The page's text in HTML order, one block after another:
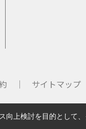
｜ サイトマップ
上検討を目的として